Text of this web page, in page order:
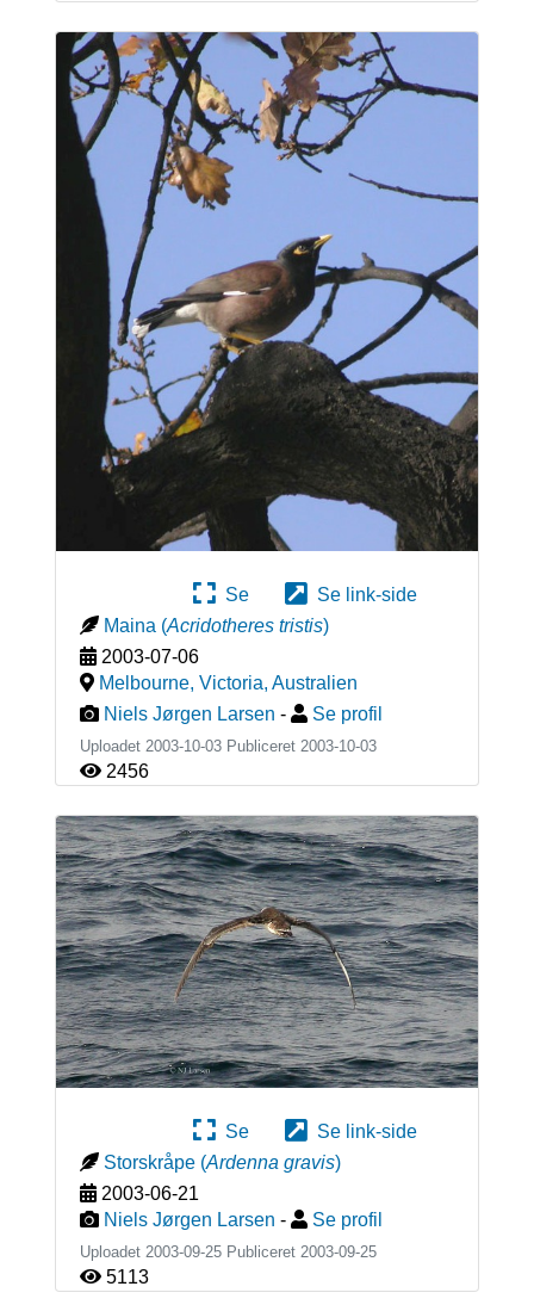
Se
Se link-side
Maina (Acridotheres tristis)
2003-07-06
Melbourne, Victoria, Australien
Niels Jørgen Larsen - Se profil
Uploadet 2003-10-03 Publiceret 2003-10-03
2456
Se
Se link-side
Storskråpe (Ardenna gravis)
2003-06-21
Niels Jørgen Larsen - Se profil
Uploadet 2003-09-25 Publiceret 2003-09-25
5113